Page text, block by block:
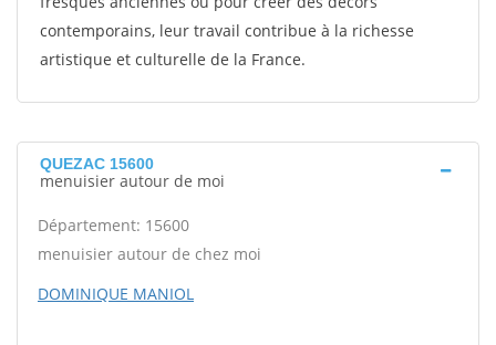
contemporains, leur travail contribue à la richesse
artistique et culturelle de la France.
QUEZAC 15600
menuisier autour de moi
Département: 15600
menuisier autour de chez moi
DOMINIQUE MANIOL